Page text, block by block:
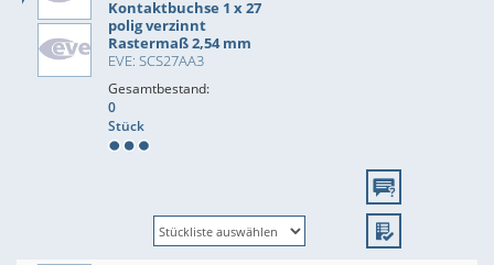
Kontaktbuchse 1 x 27
polig verzinnt
Rastermaß 2,54 mm
EVE: SCS27AA3
Gesamtbestand:
0
Stück